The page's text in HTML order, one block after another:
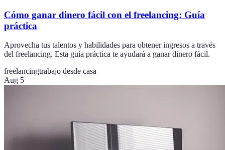
Cómo ganar dinero fácil con el freelancing: Guía
práctica
Aprovecha tus talentos y habilidades para obtener ingresos a través
del freelancing. Esta guía práctica te ayudará a ganar dinero fácil.
freelancingtrabajo desde casa
Aug 5